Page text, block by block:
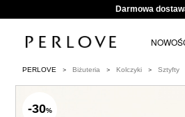
Darmowa
PERLOVE Biżuteria Kolczyki Sztyfty
-30%